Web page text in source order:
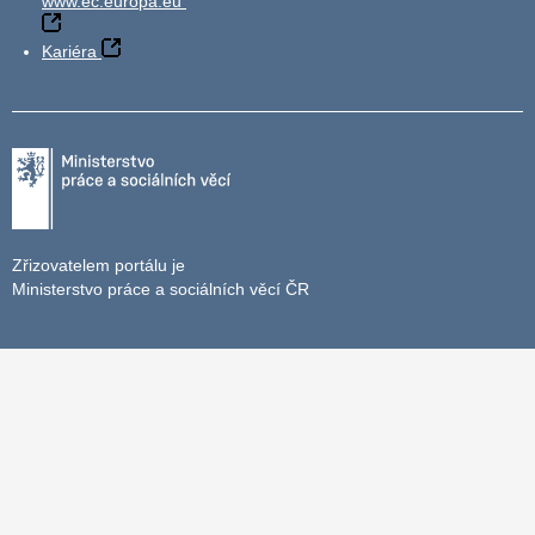
Kariéra
Zřizovatelem portálu je
Ministerstvo práce a sociálních věcí ČR